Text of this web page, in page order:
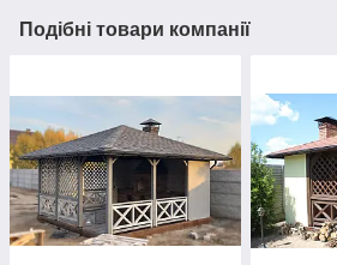
Подібні товари компанії